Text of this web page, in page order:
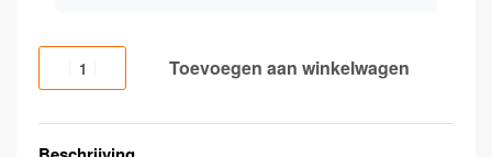
Toevoegen aan winkelwagen